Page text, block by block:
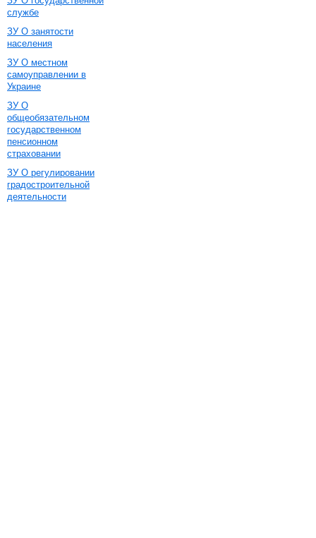
службе
ЗУ О занятости
населения
ЗУ О местном
самоуправлении в
Украине
ЗУ О
общеобязательном
государственном
пенсионном
страховании
ЗУ О регулировании
градостроительной
деятельности